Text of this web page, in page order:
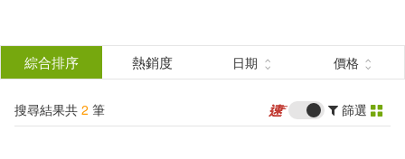
結
分類 (單選)
所有商品(2) 影音(2)
綜合排序 熱銷度 日期 價格
搜尋結果共 2 筆 篩選